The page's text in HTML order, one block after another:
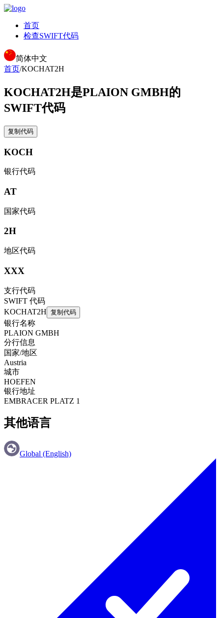
首页
检查SWIFT代码
简体中文
首页/KOCHAT2H
KOCHAT2H是PLAION GMBH的
SWIFT代码
复制代码
KOCH
银行代码
AT
国家代码
2H
地区代码
XXX
支行代码
SWIFT 代码
KOCHAT2H 复制代码
银行名称
PLAION GMBH
分行信息
国家/地区
Austria
城市
HOEFEN
银行地址
EMBRACER PLATZ 1
其他语言
Global (English)